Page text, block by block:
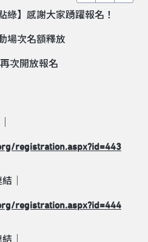
綠】感謝大家踴躍報名！
場次名額釋放
次開放報名
registration.aspx?id=443
｜
registration.aspx?id=444
｜